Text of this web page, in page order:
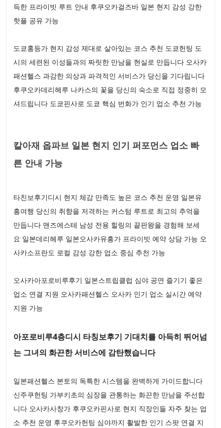
득한 프라이빗 루트 안내 후쿠오카걸즈바 일본 현지 감성 강한
핫플 공유 가능
도쿄홍등가 현지 감성 제대로 살아있는 코스 추천 도쿄헌팅 도
시의 세련된 이성들과의 짜릿한 만남을 현실로 만듭니다 오사카
패션헬스 과감한 의상과 파격적인 서비스가 당신을 기다립니다
후쿠오카데리헤루 나카스의 꽃을 당신의 숙소로 직접 정중히 모
셔드립니다 도쿄핀사로 도쿄 핵심 번화가 인기 업소 추천 가능
칼아재 옵파브 일본 현지 인기 퍼포먼스 업소 빠
른 안내 가능
타친보후기디시 현지 체감 만족도 높은 코스 추천 운영 일본유
흥여행 당신의 취향을 저격하는 커스텀 루트로 최고의 추억을
만듭니다 맨즈에스테 남성 전용 힐링의 끝판왕을 경험해 보세
요 일본데리헤루 일본오사카유흥가 프라이빗 예약 상담 가능 오
사카소프란도 로컬 감성 강한 업소 중심 추천 가능
오사카아포로비루후기 일본스트립클럽 심야 공연 즐기기 좋은
업소 연결 지원 오사카패션헬스 오사카 인기 업소 실시간 예약
지원 가능
아포로비루4층디시 타칭보후기 기대치를 아득히 뛰어넘
는 그녀의 화끈한 서비스에 감탄했습니다
일본패션헬스 본토의 독특한 시스템을 완벽하게 가이드합니다
신주쿠헌팅 가부키초의 심장을 관통하는 화끈한 만남을 주선합
니다 오사카사창가 후쿠오카핀사로 현지 직장인들 자주 찾는 업
소 추천 운영 후쿠오카헌팅 심야까지 활발한 인기 스팟 연결 지